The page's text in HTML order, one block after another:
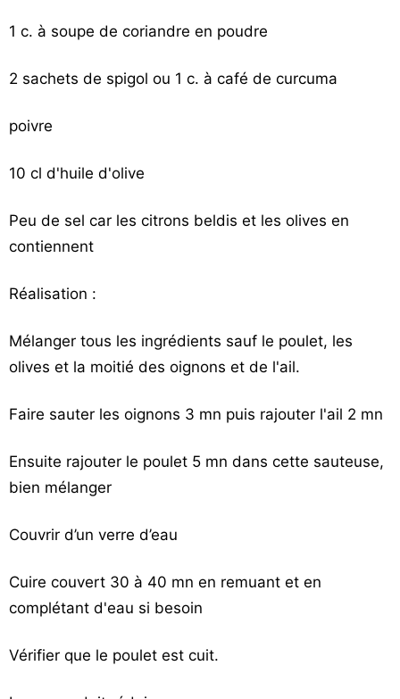
1 c. à soupe de coriandre en poudre
2 sachets de spigol ou 1 c. à café de curcuma
poivre
10 cl d'huile d'olive
Peu de sel car les citrons beldis et les olives en
contiennent
Réalisation :
Mélanger tous les ingrédients sauf le poulet, les
olives et la moitié des oignons et de l'ail.
Faire sauter les oignons 3 mn puis rajouter l'ail 2 mn
Ensuite rajouter le poulet 5 mn dans cette sauteuse,
bien mélanger
Couvrir d’un verre d’eau
Cuire couvert 30 à 40 mn en remuant et en
complétant d'eau si besoin
Vérifier que le poulet est cuit.